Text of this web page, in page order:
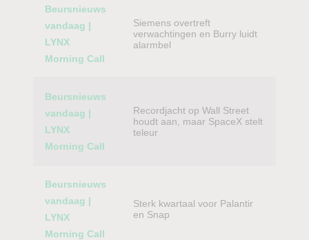
Beursnieuws
vandaag |
LYNX
Morning Call
Siemens overtreft
verwachtingen en Burry luidt
alarmbel
Beursnieuws
vandaag |
LYNX
Morning Call
Recordjacht op Wall Street
houdt aan, maar SpaceX stelt
teleur
Beursnieuws
vandaag |
LYNX
Morning Call
Sterk kwartaal voor Palantir
en Snap